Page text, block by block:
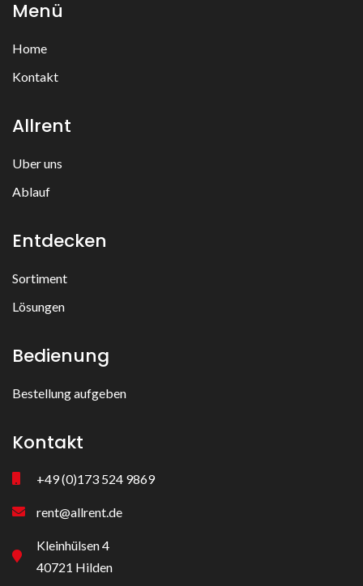
Menü
Home
Kontakt
Allrent
Uber uns
Ablauf
Entdecken
Sortiment
Lösungen
Bedienung
Bestellung aufgeben
Kontakt
+49 (0)173 524 9869
rent@allrent.de
Kleinhülsen 4
40721 Hilden